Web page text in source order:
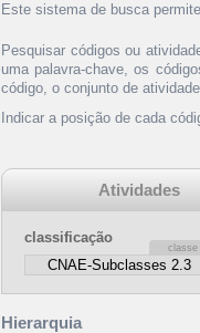
Este sistema de busca
Pesquisar códigos ou
uma palavra-chave, os
código, o conjunto de
Indicar a posição de cada
Atividades
classificação
Hierarquia